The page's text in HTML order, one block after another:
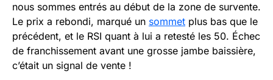
nous sommes entrés au début de la zone de survente.
Le prix a rebondi, marqué un sommet plus bas que le
précédent, et le RSI quant à lui a retesté les 50. Échec
de franchissement avant une grosse jambe baissière,
c’était un signal de vente !